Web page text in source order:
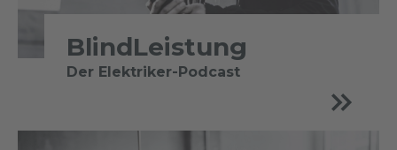
BlindLeistung
Der Elektriker-Podcast